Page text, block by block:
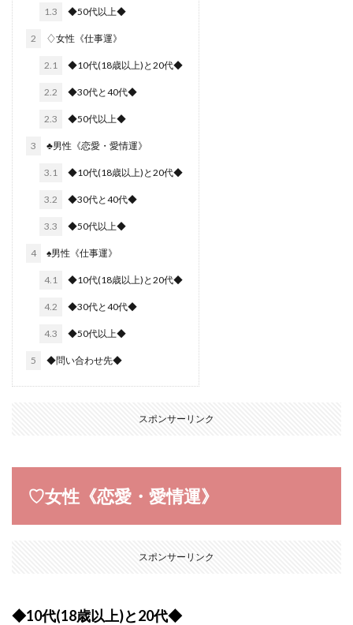
1.3 ◆50代以上◆
2 ♢女性《仕事運》
2.1 ◆10代(18歳以上)と20代◆
2.2 ◆30代と40代◆
2.3 ◆50代以上◆
3 ♣︎男性《恋愛・愛情運》
3.1 ◆10代(18歳以上)と20代◆
3.2 ◆30代と40代◆
3.3 ◆50代以上◆
4 ♠︎男性《仕事運》
4.1 ◆10代(18歳以上)と20代◆
4.2 ◆30代と40代◆
4.3 ◆50代以上◆
5 ◆問い合わせ先◆
スポンサーリンク
♡女性《恋愛・愛情運》
スポンサーリンク
◆10代(18歳以上)と20代◆